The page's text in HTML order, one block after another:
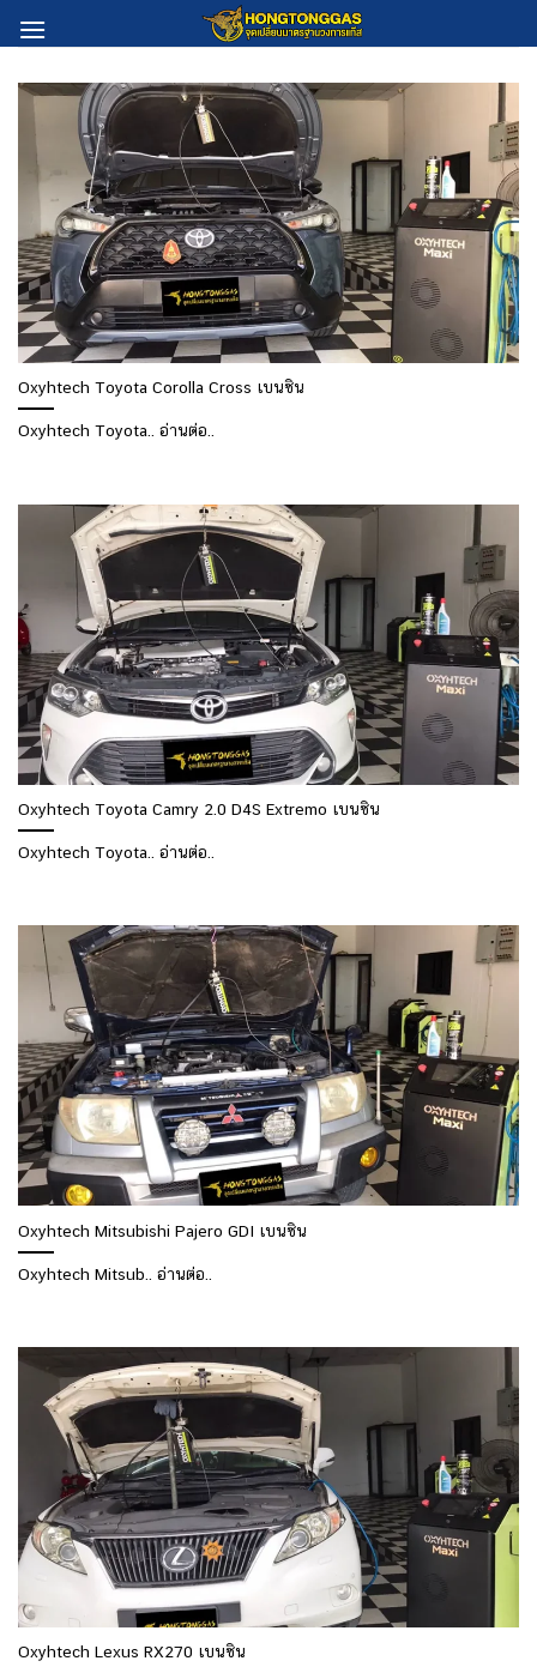
to
Oxyhtech Toyota Corolla Cross เบนซิน
Oxyhtech Toyota.. อ่านต่อ..
Oxyhtech Toyota Camry 2.0 D4S Extremo เบนซิน
Oxyhtech Toyota.. อ่านต่อ..
Oxyhtech Mitsubishi Pajero GDI เบนซิน
Oxyhtech Mitsub.. อ่านต่อ..
Oxyhtech Lexus RX270 เบนซิน